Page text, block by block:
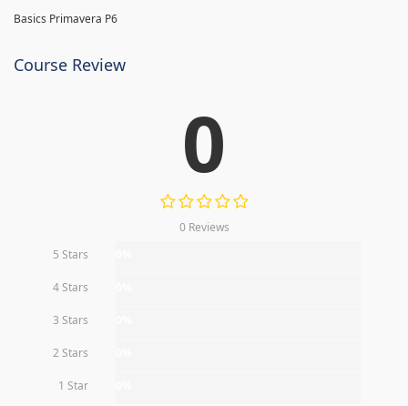
Basics Primavera P6
Course Review
0
0 Reviews
5 Stars
4 Stars
3 Stars
2 Stars
1 Star